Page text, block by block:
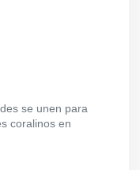
se unen para
coralinos en